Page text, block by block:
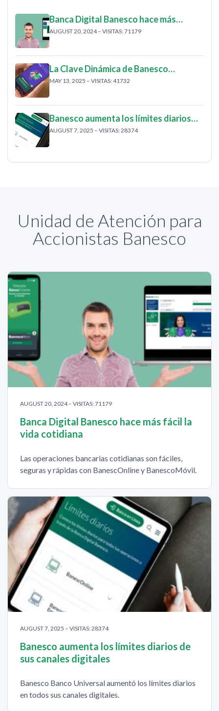
Banca Digital Banesco hace más…
AUGUST 20, 2024 – VISITAS: 71179
La Clave Dinámica de Banesco…
MAY 13, 2025 – VISITAS: 41732
Banesco aumenta los límites diarios…
AUGUST 7, 2025 – VISITAS: 28374
Unidad de Atención para
Accionistas Banesco
AUGUST 20, 2024 – VISITAS: 71179
Banca Digital Banesco hace más fácil la
vida cotidiana
Las operaciones bancarias cotidianas son fáciles,
seguras y rápidas con BanescOnline y BanescoMóvil.
AUGUST 7, 2025 – VISITAS: 28374
Banesco aumenta los límites diarios de
sus canales digitales
Banesco Banco Universal aumentó los límites diarios
en todos sus canales digitales.